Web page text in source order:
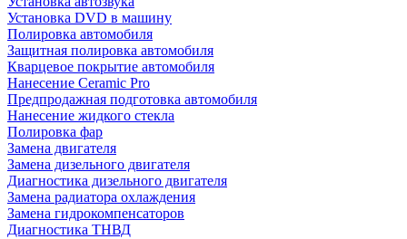
Установка DVD в машину
Полировка автомобиля
Защитная полировка автомобиля
Кварцевое покрытие автомобиля
Нанесение Ceramic Pro
Предпродажная подготовка автомобиля
Нанесение жидкого стекла
Полировка фар
Замена двигателя
Замена дизельного двигателя
Диагностика дизельного двигателя
Замена радиатора охлаждения
Замена гидрокомпенсаторов
Диагностика ТНВД